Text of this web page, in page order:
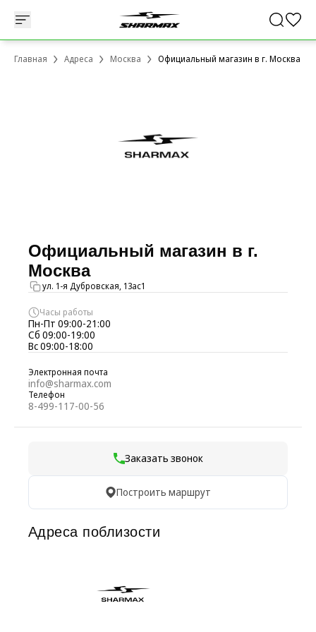
Главная Адреса Москва Официальный магазин в г. Москва
Официальный магазин в г.
Москва
ул. 1-я Дубровская, 13ас1
Часы работы
Пн-Пт 09:00-21:00
Сб 09:00-19:00
Вс 09:00-18:00
Электронная почта
info@sharmax.com
Телефон
8-499-117-00-56
Заказать звонок
Построить маршрут
Адреса поблизости